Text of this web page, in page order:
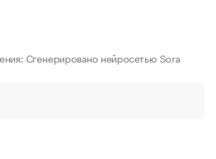
Сгенерировано нейросетью Sora